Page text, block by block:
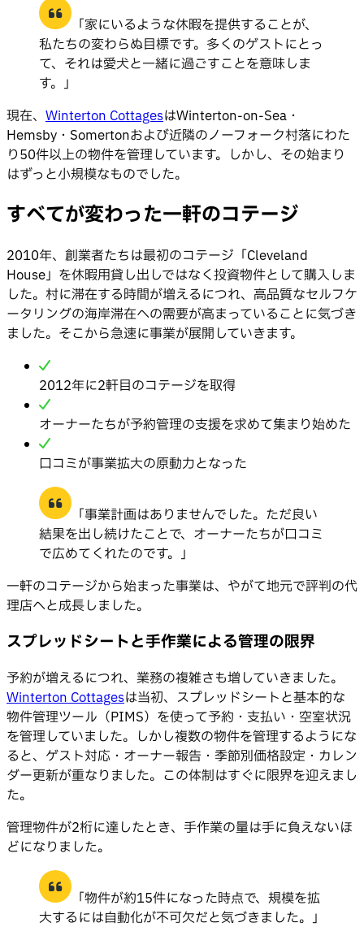
「家にいるような休暇を提供することが、
私たちの変わらぬ目標です。多くのゲストにとっ
て、それは愛犬と一緒に過ごすことを意味しま
す。」
現在、 Winterton CottagesはWinterton-on-Sea・
Hemsby・Somertonおよび近隣のノーフォーク村落にわた
り50件以上の物件を管理しています。しかし、その始まり
はずっと小規模なものでした。
すべてが変わった一軒のコテージ
2010年、創業者たちは最初のコテージ「Cleveland
House」を休暇用貸し出しではなく投資物件として購入しま
した。村に滞在する時間が増えるにつれ、高品質なセルフケ
ータリングの海岸滞在への需要が高まっていることに気づき
ました。そこから急速に事業が展開していきます。
2012年に2軒目のコテージを取得
オーナーたちが予約管理の支援を求めて集まり始めた
口コミが事業拡大の原動力となった
「事業計画はありませんでした。ただ良い
結果を出し続けたことで、オーナーたちが口コミ
で広めてくれたのです。」
一軒のコテージから始まった事業は、やがて地元で評判の代
理店へと成長しました。
スプレッドシートと手作業による管理の限界
予約が増えるにつれ、業務の複雑さも増していきました。
Winterton Cottagesは当初、スプレッドシートと基本的な
物件管理ツール（PIMS）を使って予約・支払い・空室状況
を管理していました。しかし複数の物件を管理するようにな
ると、ゲスト対応・オーナー報告・季節別価格設定・カレン
ダー更新が重なりました。この体制はすぐに限界を迎えまし
た。
管理物件が2桁に達したとき、手作業の量は手に負えないほ
どになりました。
「物件が約15件になった時点で、規模を拡
大するには自動化が不可欠だと気づきました。」